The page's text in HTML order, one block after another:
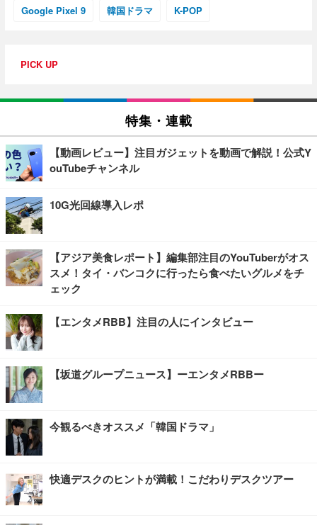
Google Pixel 9 韓国ドラマ K-POP
PICK UP
特集・連載
【動画レビュー】注目ガジェットを動画で解説！公式Y
ouTubeチャンネル
10G光回線導入レポ
【アジア美食レポート】編集部注目のYouTuberがオス
スメ！タイ・バンコクに行ったら食べたいグルメをチ
ェック
【エンタメRBB】注目の人にインタビュー
【坂道グループニュース】ーエンタメRBBー
今観るべきオススメ「韓国ドラマ」
快適デスクのヒントが満載！こだわりデスクツアー